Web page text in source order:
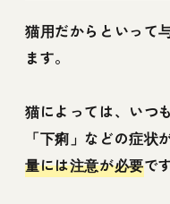
猫用だからといって
ます。
猫によっては、いつ
「下痢」などの症状
量には注意が必要で